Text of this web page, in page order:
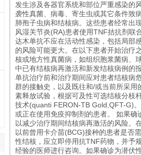
发生涉及各器官系统和部位严重感染的
袭性真菌、病毒、寄生虫或其它条件致
肺孢子虫病和结核病。这些患者经常出
风湿关节炎(RA)患者使用TNF拮抗剂联
达木单抗不应在活动性感染，包括局部
的风险可能更大。在以下患者开始治疗
核或地方性真菌病，如组织胞浆菌病、
中已有结核病再激活和新发结核病例的
单抗治疗前和治疗期间应对患者结核病
群的接触史，以及既往和/或当前所采
素释放试验，根据可及性可选结核分枝
技术(quanti FERON-TB Gold,QFT-G)
或正在使用免疫抑制剂的患者。 如果
以减少治疗期间结核病再激活的风险。
以前曾用卡介苗(BCG)接种的患者是否
性结核，应立即停用抗TNF药物，并予
经验的医师进行咨询。如果确诊为潜伏